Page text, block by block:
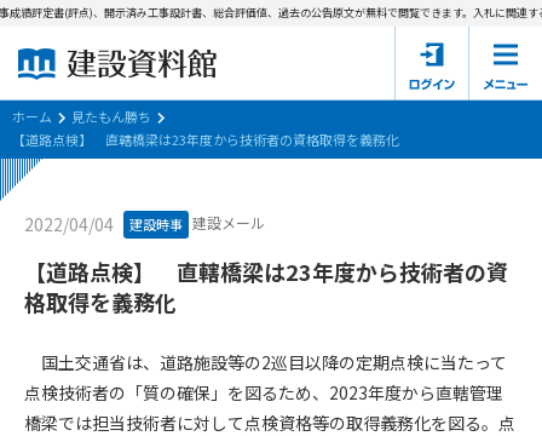
建設資料館とは
東京都の入札資料
国土交通省の入札資料
見たもん勝ち
会員登録について
サポーター会員一覧
評定書(評点)、開示済み工事設計書、総合評価値、過去の公告原文が無料で閲覧できます。入札に関連す
ホーム
見たもん勝ち
【道路点検】 直轄橋梁は23年度から技術者の資格取得を義務化
2022/04/04 建設時事 建設メール
【道路点検】 直轄橋梁は23年度から技術者の資
格取得を義務化
国土交通省は、道路施設等の2巡目以降の定期点検に当たって
点検技術者の「質の確保」を図るため、2023年度から直轄管理
橋梁では担当技術者に対して点検資格等の取得義務化を図る。点
第1条（規約の目的）
1. 本規約は、建設資料館が提供するサポーター会あ本員、無料
会員サービスの利用条件等について定めるものです。
2. 管理者が建設資料館WEB上で随時掲載するルールは本規約の
一部を構成するものとします。